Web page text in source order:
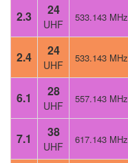
2.3 24
UHF
533.143 MHz
2.4 24
UHF
533.143 MHz
6.1 28
UHF
557.143 MHz
7.1 38
UHF
617.143 MHz